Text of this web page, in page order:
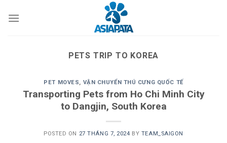
PETS TRIP TO KOREA
PET MOVES, VẬN CHUYỂN THÚ CƯNG QUỐC TẾ
Transporting Pets from Ho Chi Minh City
to Dangjin, South Korea
POSTED ON 27 THÁNG 7, 2024 BY TEAM_SAIGON